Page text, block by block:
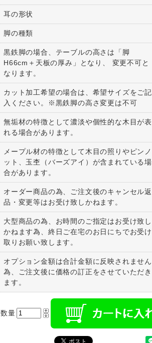
耳の形状
脚の種類
黒鉄脚の場合、テーブルの高さは「脚
H66cm＋天板の厚み」となり、 変更不可と
なります。
カット加工希望の場合は、希望サイズをご記
入ください。※黒鉄脚の高さ変更は不可
無垢材の特徴として濃淡や個性的な木目が表
れる場合があります。
メープル材の特徴として木目の照りやピンノ
ット、玉杢（バーズアイ）が含まれている場
合があります。
オーダー商品の為、ご注文後のキャンセル返
品・変更等はお受け致しかねます。
大型商品の為、お時間のご指定はお受け致し
かねます為、終日ご在宅のお日にちでお受け
取りお願い致します。
オプション金額は合計金額に反映されません
為、ご注文後に価格の訂正をさせていただき
ます。
数量